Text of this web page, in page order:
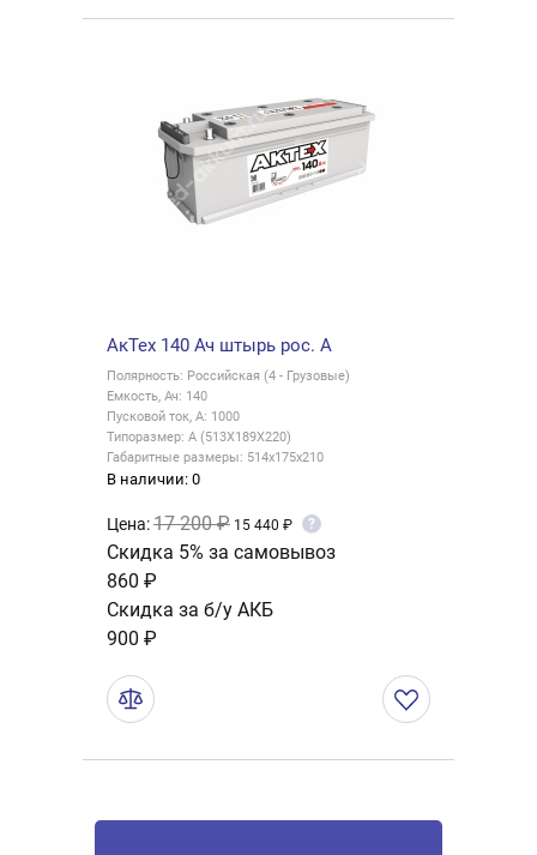
АкТех 140 Ач штырь рос. A
Полярность: Российская (4 - Грузовые)
Емкость, Ач: 140
Пусковой ток, А: 1000
Типоразмер: A (513X189X220)
Габаритные размеры: 514x175x210
В наличии: 0
Цена:17 200 ₽ 15 440 ₽ ?
Скидка 5% за самовывоз
860 ₽
Скидка за б/у АКБ
900 ₽